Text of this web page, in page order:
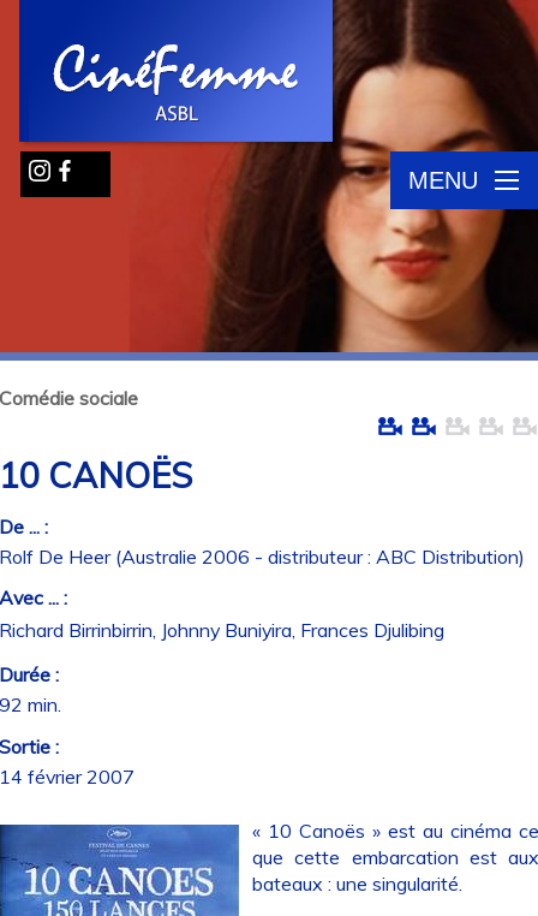
MENU
sociale
CANOËS
... :
De Heer (Australie 2006 - distributeur : ABC Distribution)
... :
Birrinbirrin, Johnny Buniyira, Frances Djulibing
:
min.
:
février 2007
« 10 Canoës » est au cinéma
que cette embarcation est
bateaux : une singularité.